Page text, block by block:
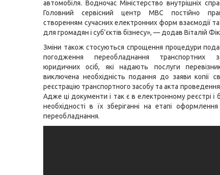
автомобіля. Водночас Міністерство внутрішніх
Головний сервісний центр МВС постійно
створенням сучасних електронних форм взаємодії
для громадян і суб’єктів бізнесу», — додав Віталій
Зміни також стосуються спрощення процедури
погодження переобладнання транспортних
юридичних осіб, які надають послуги
виключена необхідність подання до заяви копії
реєстрацію транспортного засобу та акта
Адже ці документи і так є в електронному реєстрі і
необхідності в їх зберіганні на етапі
переобладнання.